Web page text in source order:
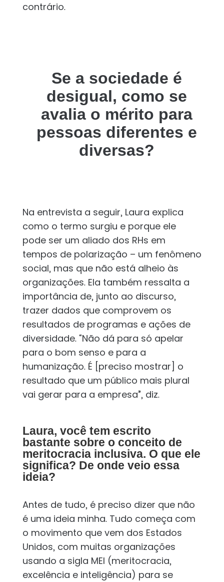
contrário.
Se a sociedade é
desigual, como se
avalia o mérito para
pessoas diferentes e
diversas?
Na entrevista a seguir, Laura explica
como o termo surgiu e porque ele
pode ser um aliado dos RHs em
tempos de polarização – um fenômeno
social, mas que não está alheio às
organizações. Ela também ressalta a
importância de, junto ao discurso,
trazer dados que comprovem os
resultados de programas e ações de
diversidade. “Não dá para só apelar
para o bom senso e para a
humanização. É [preciso mostrar] o
resultado que um público mais plural
vai gerar para a empresa”, diz.
Laura, você tem escrito
bastante sobre o conceito de
meritocracia inclusiva. O que ele
significa? De onde veio essa
ideia?
Antes de tudo, é preciso dizer que não
é uma ideia minha. Tudo começa com
o movimento que vem dos Estados
Unidos, com muitas organizações
usando a sigla MEI (meritocracia,
excelência e inteligência) para se